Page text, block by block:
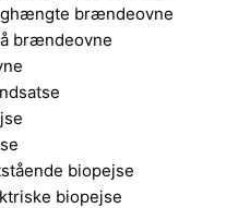
brændeovne
brændeovne
biopejse
biopejse